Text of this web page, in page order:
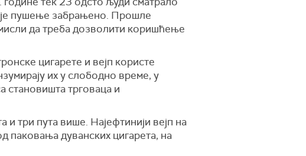
је пушење забрањено. Прошле
да треба дозволити коришћење
цигарете и вејп користе
их у слободно време, у
становишта трговаца и
и три пута више. Најефтинији вејп на
паковања дуванских цигарета, на